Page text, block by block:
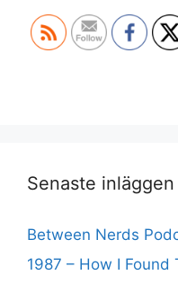
Senaste inläggen
Between Nerds
1987 – How I Found